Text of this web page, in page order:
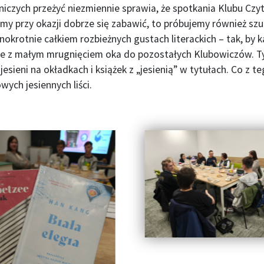
przeżyć niezmiennie sprawia, że spotkania Klubu
przy okazji dobrze się zabawić, to próbujemy również
całkiem rozbieżnych gustach literackich – tak, by
z małym mrugnięciem oka do pozostałych Klubowiczów.
na okładkach i książek z „jesienią” w tytułach. Co z
jesiennych liści.